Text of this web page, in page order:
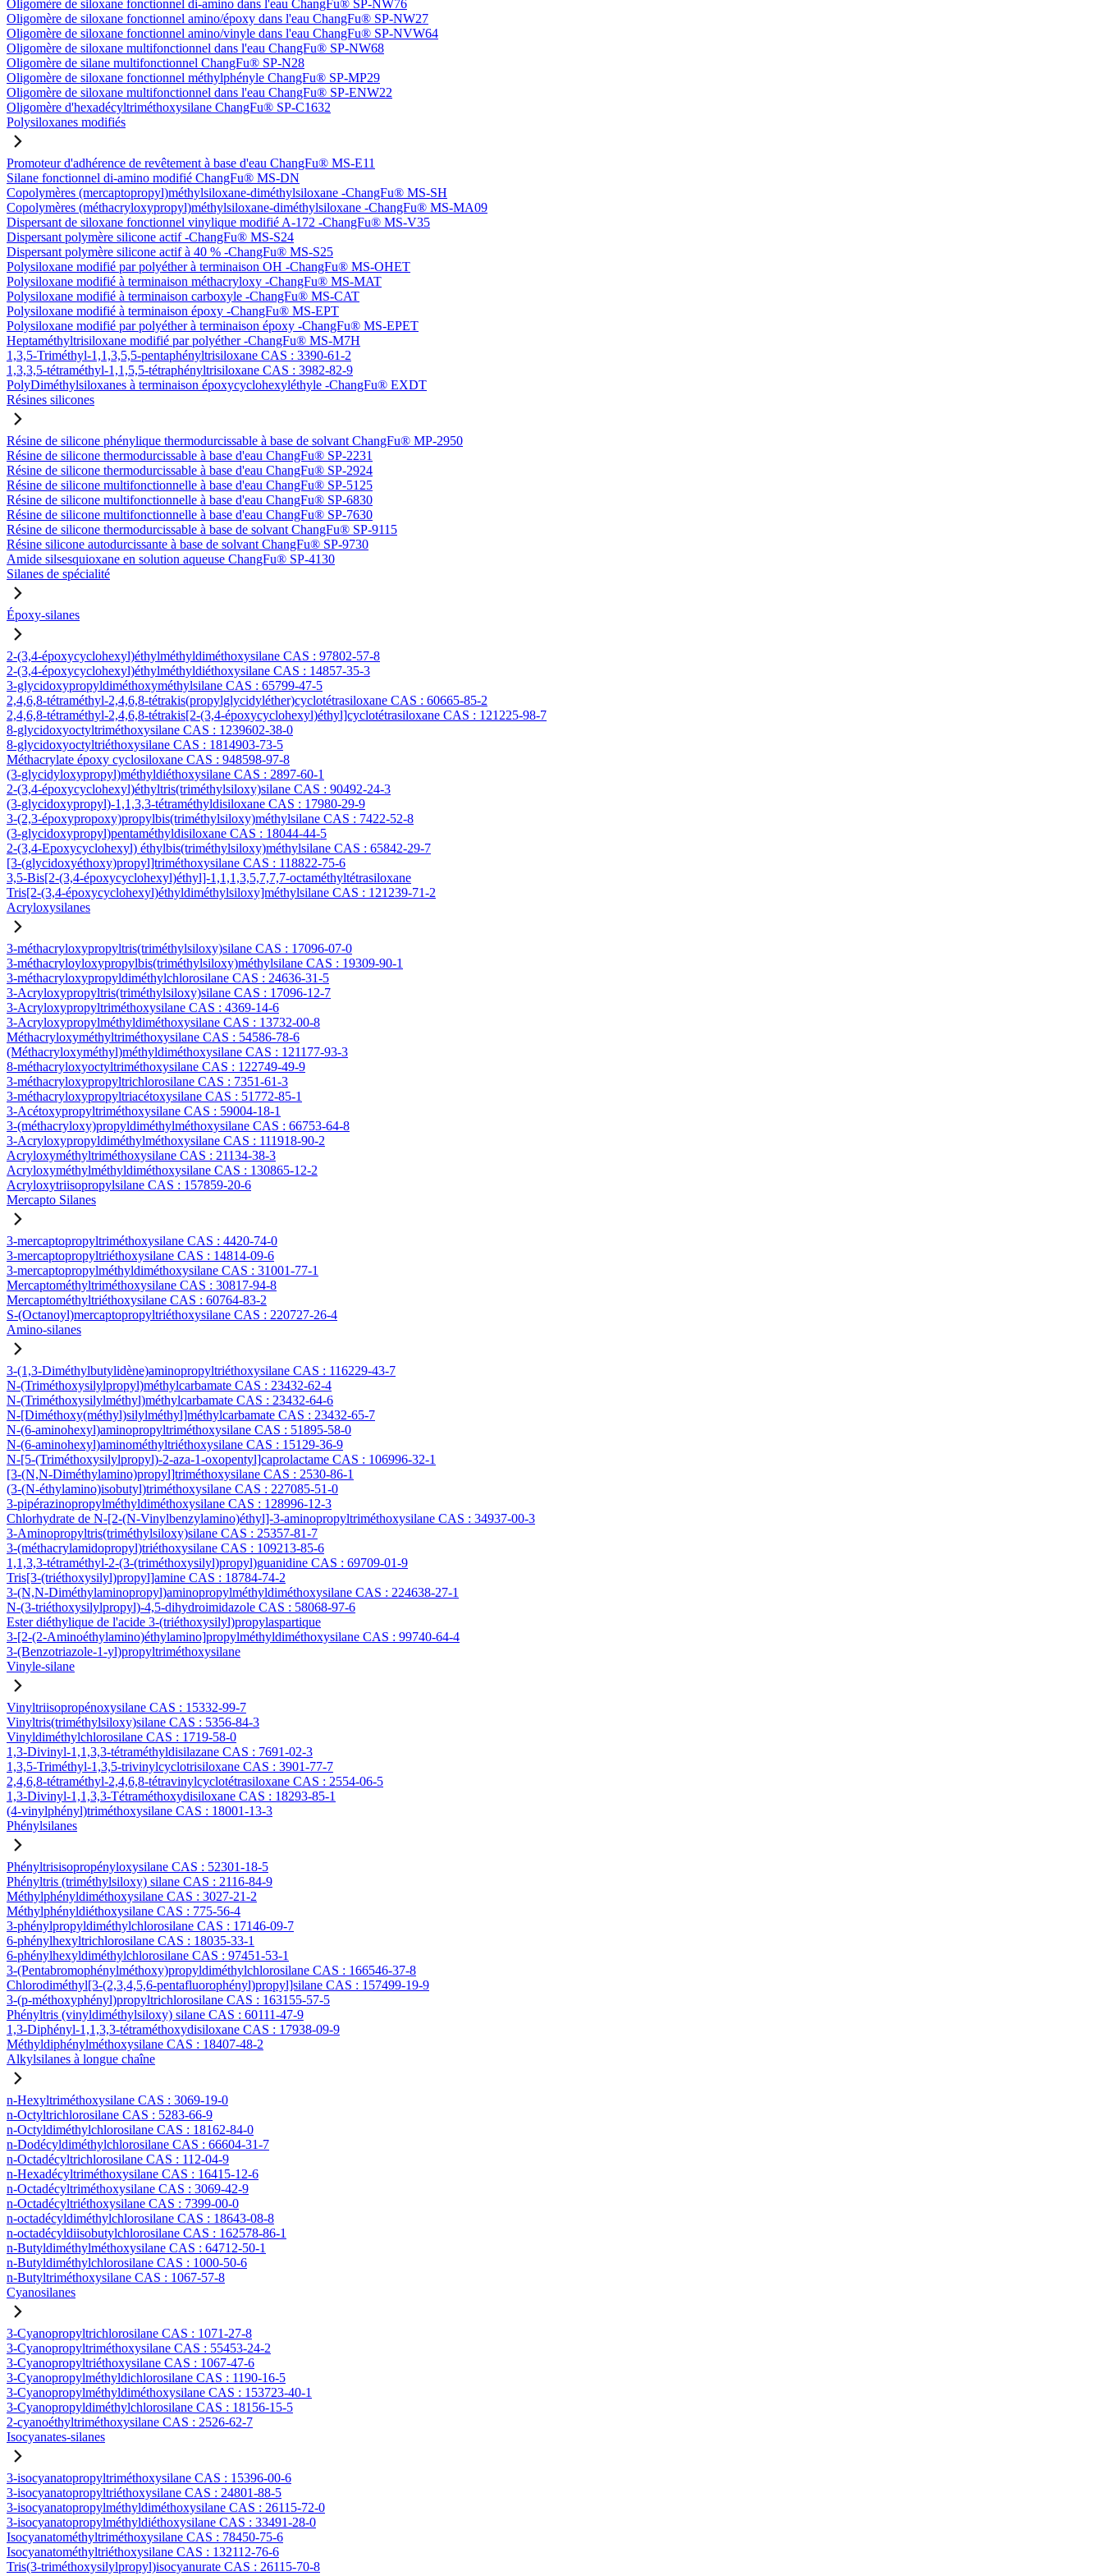
Oligomère de siloxane fonctionnel di-amino dans l'eau ChangFu® SP-NW76
Oligomère de siloxane fonctionnel amino/époxy dans l'eau ChangFu® SP-NW27
Oligomère de siloxane fonctionnel amino/vinyle dans l'eau ChangFu® SP-NVW64
Oligomère de siloxane multifonctionnel dans l'eau ChangFu® SP-NW68
Oligomère de silane multifonctionnel ChangFu® SP-N28
Oligomère de siloxane fonctionnel méthylphényle ChangFu® SP-MP29
Oligomère de siloxane multifonctionnel dans l'eau ChangFu® SP-ENW22
Oligomère d'hexadécyltriméthoxysilane ChangFu® SP-C1632
Polysiloxanes modifiés
Promoteur d'adhérence de revêtement à base d'eau ChangFu® MS-E11
Silane fonctionnel di-amino modifié ChangFu® MS-DN
Copolymères (mercaptopropyl)méthylsiloxane-diméthylsiloxane -ChangFu® MS-SH
Copolymères (méthacryloxypropyl)méthylsiloxane-diméthylsiloxane -ChangFu® MS-MA09
Dispersant de siloxane fonctionnel vinylique modifié A-172 -ChangFu® MS-V35
Dispersant polymère silicone actif -ChangFu® MS-S24
Dispersant polymère silicone actif à 40 % -ChangFu® MS-S25
Polysiloxane modifié par polyéther à terminaison OH -ChangFu® MS-OHET
Polysiloxane modifié à terminaison méthacryloxy -ChangFu® MS-MAT
Polysiloxane modifié à terminaison carboxyle -ChangFu® MS-CAT
Polysiloxane modifié à terminaison époxy -ChangFu® MS-EPT
Polysiloxane modifié par polyéther à terminaison époxy -ChangFu® MS-EPET
Heptaméthyltrisiloxane modifié par polyéther -ChangFu® MS-M7H
1,3,5-Triméthyl-1,1,3,5,5-pentaphényltrisiloxane CAS : 3390-61-2
1,3,3,5-tétraméthyl-1,1,5,5-tétraphényltrisiloxane CAS : 3982-82-9
PolyDiméthylsiloxanes à terminaison époxycyclohexyléthyle -ChangFu® EXDT
Résines silicones
Résine de silicone phénylique thermodurcissable à base de solvant ChangFu® MP-2950
Résine de silicone thermodurcissable à base d'eau ChangFu® SP-2231
Résine de silicone thermodurcissable à base d'eau ChangFu® SP-2924
Résine de silicone multifonctionnelle à base d'eau ChangFu® SP-5125
Résine de silicone multifonctionnelle à base d'eau ChangFu® SP-6830
Résine de silicone multifonctionnelle à base d'eau ChangFu® SP-7630
Résine de silicone thermodurcissable à base de solvant ChangFu® SP-9115
Résine silicone autodurcissante à base de solvant ChangFu® SP-9730
Amide silsesquioxane en solution aqueuse ChangFu® SP-4130
Silanes de spécialité
Époxy-silanes
2-(3,4-époxycyclohexyl)éthylméthyldiméthoxysilane CAS : 97802-57-8
2-(3,4-époxycyclohexyl)éthylméthyldiéthoxysilane CAS : 14857-35-3
3-glycidoxypropyldiméthoxyméthylsilane CAS : 65799-47-5
2,4,6,8-tétraméthyl-2,4,6,8-tétrakis(propylglycidyléther)cyclotétrasiloxane CAS : 60665-85-2
2,4,6,8-tétraméthyl-2,4,6,8-tétrakis[2-(3,4-époxycyclohexyl)éthyl]cyclotétrasiloxane CAS : 121225-98-7
8-glycidoxyoctyltriméthoxysilane CAS : 1239602-38-0
8-glycidoxyoctyltriéthoxysilane CAS : 1814903-73-5
Méthacrylate époxy cyclosiloxane CAS : 948598-97-8
(3-glycidyloxypropyl)méthyldiéthoxysilane CAS : 2897-60-1
2-(3,4-époxycyclohexyl)éthyltris(triméthylsiloxy)silane CAS : 90492-24-3
(3-glycidoxypropyl)-1,1,3,3-tétraméthyldisiloxane CAS : 17980-29-9
3-(2,3-époxypropoxy)propylbis(triméthylsiloxy)méthylsilane CAS : 7422-52-8
(3-glycidoxypropyl)pentaméthyldisiloxane CAS : 18044-44-5
2-(3,4-Epoxycyclohexyl) éthylbis(triméthylsiloxy)méthylsilane CAS : 65842-29-7
[3-(glycidoxyéthoxy)propyl]triméthoxysilane CAS : 118822-75-6
3,5-Bis[2-(3,4-époxycyclohexyl)éthyl]-1,1,1,3,5,7,7,7-octaméthyltétrasiloxane
Tris[2-(3,4-époxycyclohexyl)éthyldiméthylsiloxy]méthylsilane CAS : 121239-71-2
Acryloxysilanes
3-méthacryloxypropyltris(triméthylsiloxy)silane CAS : 17096-07-0
3-méthacryloyloxypropylbis(triméthylsiloxy)méthylsilane CAS : 19309-90-1
3-méthacryloxypropyldiméthylchlorosilane CAS : 24636-31-5
3-Acryloxypropyltris(triméthylsiloxy)silane CAS : 17096-12-7
3-Acryloxypropyltriméthoxysilane CAS : 4369-14-6
3-Acryloxypropylméthyldiméthoxysilane CAS : 13732-00-8
Méthacryloxyméthyltriméthoxysilane CAS : 54586-78-6
(Méthacryloxyméthyl)méthyldiméthoxysilane CAS : 121177-93-3
8-méthacryloxyoctyltriméthoxysilane CAS : 122749-49-9
3-méthacryloxypropyltrichlorosilane CAS : 7351-61-3
3-méthacryloxypropyltriacétoxysilane CAS : 51772-85-1
3-Acétoxypropyltriméthoxysilane CAS : 59004-18-1
3-(méthacryloxy)propyldiméthylméthoxysilane CAS : 66753-64-8
3-Acryloxypropyldiméthylméthoxysilane CAS : 111918-90-2
Acryloxyméthyltriméthoxysilane CAS : 21134-38-3
Acryloxyméthylméthyldiméthoxysilane CAS : 130865-12-2
Acryloxytriisopropylsilane CAS : 157859-20-6
Mercapto Silanes
3-mercaptopropyltriméthoxysilane CAS : 4420-74-0
3-mercaptopropyltriéthoxysilane CAS : 14814-09-6
3-mercaptopropylméthyldiméthoxysilane CAS : 31001-77-1
Mercaptométhyltriméthoxysilane CAS : 30817-94-8
Mercaptométhyltriéthoxysilane CAS : 60764-83-2
S-(Octanoyl)mercaptopropyltriéthoxysilane CAS : 220727-26-4
Amino-silanes
3-(1,3-Diméthylbutylidène)aminopropyltriéthoxysilane CAS : 116229-43-7
N-(Triméthoxysilylpropyl)méthylcarbamate CAS : 23432-62-4
N-(Triméthoxysilylméthyl)méthylcarbamate CAS : 23432-64-6
N-[Diméthoxy(méthyl)silylméthyl]méthylcarbamate CAS : 23432-65-7
N-(6-aminohexyl)aminopropyltriméthoxysilane CAS : 51895-58-0
N-(6-aminohexyl)aminométhyltriéthoxysilane CAS : 15129-36-9
N-[5-(Triméthoxysilylpropyl)-2-aza-1-oxopentyl]caprolactame CAS : 106996-32-1
[3-(N,N-Diméthylamino)propyl]triméthoxysilane CAS : 2530-86-1
(3-(N-éthylamino)isobutyl)triméthoxysilane CAS : 227085-51-0
3-pipérazinopropylméthyldiméthoxysilane CAS : 128996-12-3
Chlorhydrate de N-[2-(N-Vinylbenzylamino)éthyl]-3-aminopropyltriméthoxysilane CAS : 34937-00-3
3-Aminopropyltris(triméthylsiloxy)silane CAS : 25357-81-7
3-(méthacrylamidopropyl)triéthoxysilane CAS : 109213-85-6
1,1,3,3-tétraméthyl-2-(3-(triméthoxysilyl)propyl)guanidine CAS : 69709-01-9
Tris[3-(triéthoxysilyl)propyl]amine CAS : 18784-74-2
3-(N,N-Diméthylaminopropyl)aminopropylméthyldiméthoxysilane CAS : 224638-27-1
N-(3-triéthoxysilylpropyl)-4,5-dihydroimidazole CAS : 58068-97-6
Ester diéthylique de l'acide 3-(triéthoxysilyl)propylaspartique
3-[2-(2-Aminoéthylamino)éthylamino]propylméthyldiméthoxysilane CAS : 99740-64-4
3-(Benzotriazole-1-yl)propyltriméthoxysilane
Vinyle-silane
Vinyltriisopropénoxysilane CAS : 15332-99-7
Vinyltris(triméthylsiloxy)silane CAS : 5356-84-3
Vinyldiméthylchlorosilane CAS : 1719-58-0
1,3-Divinyl-1,1,3,3-tétraméthyldisilazane CAS : 7691-02-3
1,3,5-Triméthyl-1,3,5-trivinylcyclotrisiloxane CAS : 3901-77-7
2,4,6,8-tétraméthyl-2,4,6,8-tétravinylcyclotétrasiloxane CAS : 2554-06-5
1,3-Divinyl-1,1,3,3-Tétraméthoxydisiloxane CAS : 18293-85-1
(4-vinylphényl)triméthoxysilane CAS : 18001-13-3
Phénylsilanes
Phényltrisisopropényloxysilane CAS : 52301-18-5
Phényltris (triméthylsiloxy) silane CAS : 2116-84-9
Méthylphényldiméthoxysilane CAS : 3027-21-2
Méthylphényldiéthoxysilane CAS : 775-56-4
3-phénylpropyldiméthylchlorosilane CAS : 17146-09-7
6-phénylhexyltrichlorosilane CAS : 18035-33-1
6-phénylhexyldiméthylchlorosilane CAS : 97451-53-1
3-(Pentabromophénylméthoxy)propyldiméthylchlorosilane CAS : 166546-37-8
Chlorodiméthyl[3-(2,3,4,5,6-pentafluorophényl)propyl]silane CAS : 157499-19-9
3-(p-méthoxyphényl)propyltrichlorosilane CAS : 163155-57-5
Phényltris (vinyldiméthylsiloxy) silane CAS : 60111-47-9
1,3-Diphényl-1,1,3,3-tétraméthoxydisiloxane CAS : 17938-09-9
Méthyldiphénylméthoxysilane CAS : 18407-48-2
Alkylsilanes à longue chaîne
n-Hexyltriméthoxysilane CAS : 3069-19-0
n-Octyltrichlorosilane CAS : 5283-66-9
n-Octyldiméthylchlorosilane CAS : 18162-84-0
n-Dodécyldiméthylchlorosilane CAS : 66604-31-7
n-Octadécyltrichlorosilane CAS : 112-04-9
n-Hexadécyltriméthoxysilane CAS : 16415-12-6
n-Octadécyltriméthoxysilane CAS : 3069-42-9
n-Octadécyltriéthoxysilane CAS : 7399-00-0
n-octadécyldiméthylchlorosilane CAS : 18643-08-8
n-octadécyldiisobutylchlorosilane CAS : 162578-86-1
n-Butyldiméthylméthoxysilane CAS : 64712-50-1
n-Butyldiméthylchlorosilane CAS : 1000-50-6
n-Butyltriméthoxysilane CAS : 1067-57-8
Cyanosilanes
3-Cyanopropyltrichlorosilane CAS : 1071-27-8
3-Cyanopropyltriméthoxysilane CAS : 55453-24-2
3-Cyanopropyltriéthoxysilane CAS : 1067-47-6
3-Cyanopropylméthyldichlorosilane CAS : 1190-16-5
3-Cyanopropylméthyldiméthoxysilane CAS : 153723-40-1
3-Cyanopropyldiméthylchlorosilane CAS : 18156-15-5
2-cyanoéthyltriméthoxysilane CAS : 2526-62-7
Isocyanates-silanes
3-isocyanatopropyltriméthoxysilane CAS : 15396-00-6
3-isocyanatopropyltriéthoxysilane CAS : 24801-88-5
3-isocyanatopropylméthyldiméthoxysilane CAS : 26115-72-0
3-isocyanatopropylméthyldiéthoxysilane CAS : 33491-28-0
Isocyanatométhyltriméthoxysilane CAS : 78450-75-6
Isocyanatométhyltriéthoxysilane CAS : 132112-76-6
Tris(3-triméthoxysilylpropyl)isocyanurate CAS : 26115-70-8